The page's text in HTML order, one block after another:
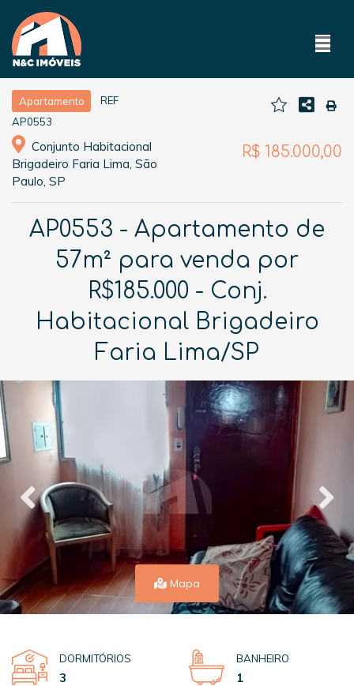
Apartamento
REF
AP0553
Conjunto Habitacional
Brigadeiro Faria Lima, São
Paulo, SP
R$ 185.000,00
AP0553 - Apartamento de
57m² para venda por
R$185.000 - Conj.
Habitacional Brigadeiro
Faria Lima/SP
Mapa
DORMITÓRIOS
3
BANHEIRO
1